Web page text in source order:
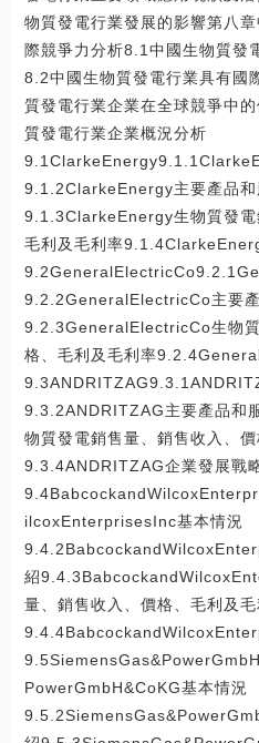
物質發電行業發展的影響第八
際競爭力分析8.1中國生物質發
8.2中國生物質發電行業具有國
質發電行業企業在全球競爭中
質發電行業企業概況分析
9.1.2ClarkeEnergy主要產品和
9.1.3ClarkeEnergy生物質發電
毛利及毛利率
9.2.2GeneralElectricCo主要
9.2.3GeneralElectricCo生物
格、毛利及毛利率
9.3.2ANDRITZAG主要產品和
物質發電銷售量、銷售收入、
9.3.4ANDRITZAG企業發展戰
ilcoxEnterprisesInc基本情況
紹
量、銷售收入、價格、毛利及
PowerGmbH&CoKG基本情況